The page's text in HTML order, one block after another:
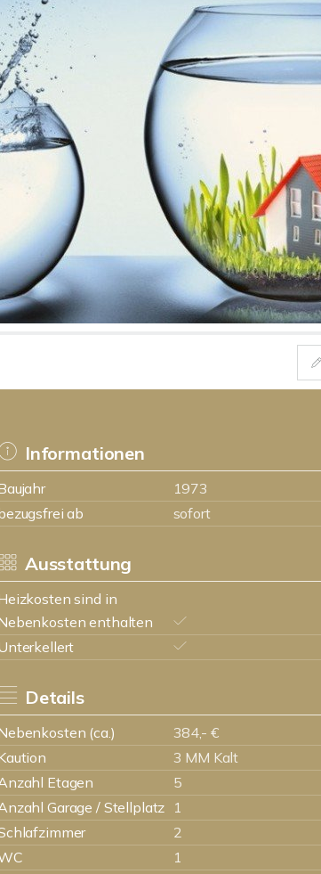
Informationen
1973
ab
sofort
Ausstattung
sind in
enthalten
Details
(ca.) 384,- €
3 MM Kalt
Etagen
5
Garage / Stellplatz
1
2
1